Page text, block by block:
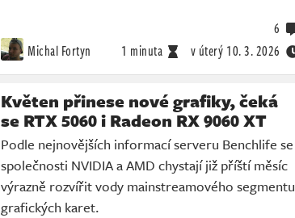
Michal Fortyn 1 minuta v úterý 10. 3. 2026
6
Květen přinese nové grafiky, čeká
se RTX 5060 i Radeon RX 9060 XT
Podle nejnovějších informací serveru Benchlife se
společnosti NVIDIA a AMD chystají již příští měsíc
výrazně rozvířit vody mainstreamového segmentu
grafických karet.